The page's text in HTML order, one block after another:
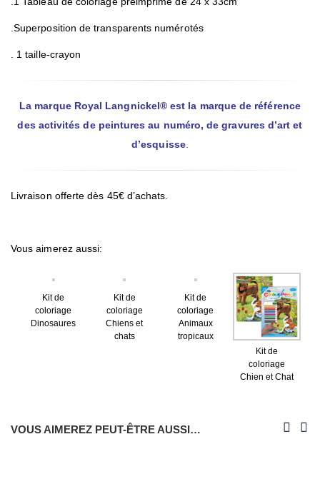
.Superposition de transparents numérotés
. 1 taille-crayon
La marque Royal Langnickel® est la marque de référence
des activités de peintures au numéro, de gravures d’art et
d’esquisse.
Livraison offerte dès 45€ d’achats.
Vous aimerez aussi:
Kit de
coloriage
Dinosaures
Kit de
coloriage
Chiens et
chats
Kit de
coloriage
Animaux
tropicaux
Kit de
coloriage
Chien et Chat
VOUS AIMEREZ PEUT-ÊTRE AUSSI…